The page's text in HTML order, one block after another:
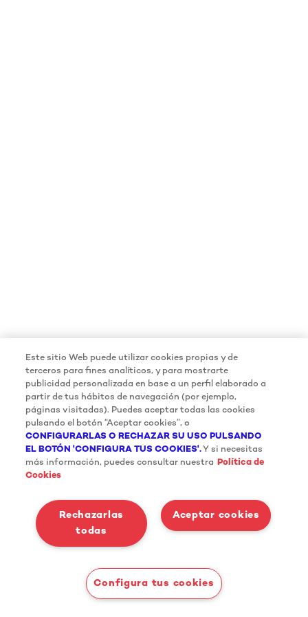
Este sitio Web puede utilizar cookies propias y de
terceros para fines analíticos, y para mostrarte
publicidad personalizada en base a un perfil elaborado a
partir de tus hábitos de navegación (por ejemplo,
páginas visitadas). Puedes aceptar todas las cookies
pulsando el botón “Aceptar cookies”, o
CONFIGURARLAS O RECHAZAR SU USO PULSANDO
EL BOTÓN 'CONFIGURA TUS COOKIES'. Y si necesitas
más información, puedes consultar nuestra Política de
Cookies
Aceptar cookies
Rechazarlas
todas
Configura tus cookies